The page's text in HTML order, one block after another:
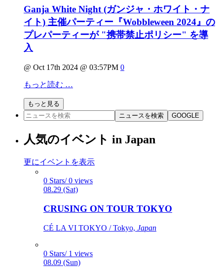
Ganja White Night (ガンジャ・ホワイト・ナ
イト) 主催パーティー『Wobbleween 2024』の
プレパーティーが "携帯禁止ポリシー" を導
入
@ Oct 17th 2024 @ 03:57PM 0
もっと読む …
もっと見る
ニュースを検索
GOOGLE
人気のイベント in Japan
更にイベントを表示
0 Stars/ 0 views
08.29 (Sat)
CRUSING ON TOUR TOKYO
CÉ LA VI TOKYO / Tokyo, Japan
0 Stars/ 1 views
08.09 (Sun)